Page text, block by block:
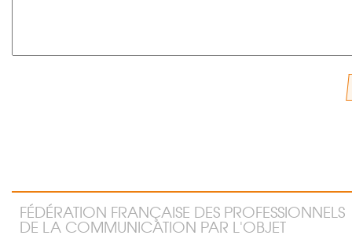
FÉDÉRATION FRANÇAISE DES PROFESSIONNELS
DE LA COMMUNICATION PAR L'OBJET